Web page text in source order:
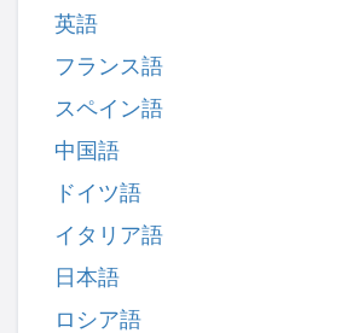
英語
フランス語
スペイン語
中国語
ドイツ語
イタリア語
日本語
ロシア語